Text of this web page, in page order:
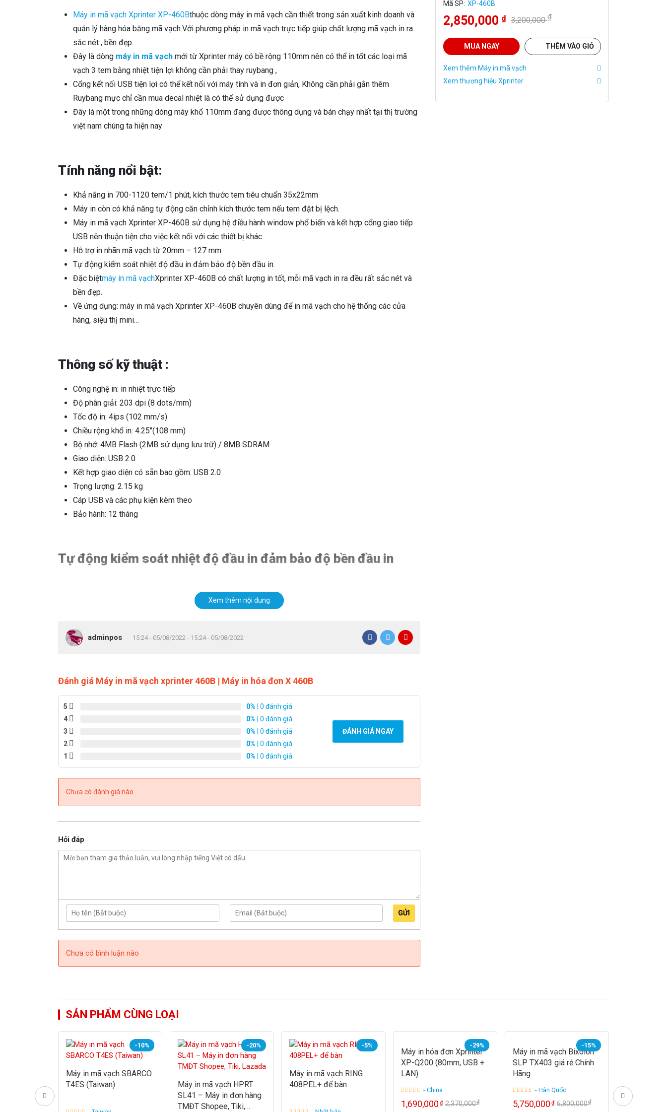
X
4
B
s
ố
ợ
Máy in mã vạch Xprinter XP-460Bthuộc dòng máy in mã vạch cần thiết trong sản xuất kinh doanh và
quản lý hàng hóa bằng mã vạch.Với phương pháp in mã vạch trực tiếp giúp chất lượng mã vạch in ra
sắc nét , bền đẹp.
Đây là dòng máy in mã vạch mới từ Xprinter máy có bề rộng 110mm nên có thể in tốt các loại mã
vạch 3 tem bằng nhiệt tiện lợi không cần phải thay ruybang ,
Cổng kết nối USB tiện lợi có thể kết nối với máy tính và in đơn giản, Không cần phải gắn thêm
Ruybang mực chỉ cần mua decal nhiệt là có thể sử dụng được
Đây là một trong những dòng máy khổ 110mm đang được thông dụng và bán chạy nhất tại thị trường
việt nam chúng ta hiện nay
Tính năng nổi bật:
Khả năng in 700-1120 tem/1 phút, kích thước tem tiêu chuẩn 35x22mm
Máy in còn có khả năng tự động căn chỉnh kích thước tem nếu tem đặt bị lệch.
Máy in mã vạch Xprinter XP-460B sử dụng hệ điều hành window phổ biến và kết hợp cổng giao tiếp
USB nên thuận tiện cho việc kết nối với các thiết bị khác.
Hỗ trợ in nhãn mã vạch từ 20mm – 127 mm
Tự động kiểm soát nhiệt độ đầu in đảm bảo độ bền đầu in.
Đặc biệtmáy in mã vạchXprinter XP-460B có chất lượng in tốt, mỗi mã vạch in ra đều rất sắc nét và
bền đẹp.
Về ứng dụng: máy in mã vạch Xprinter XP-460B chuyên dùng để in mã vạch cho hệ thống các cửa
hàng, siệu thị mini…
Thông số kỹ thuật :
Công nghệ in: in nhiệt trực tiếp
Độ phân giải: 203 dpi (8 dots/mm)
Tốc độ in: 4ips (102 mm/s)
Chiều rộng khổ in: 4.25″(108 mm)
Bộ nhớ: 4MB Flash (2MB sử dụng lưu trữ) / 8MB SDRAM
Giao diện: USB 2.0
Kết hợp giao diện có sẵn bao gồm: USB 2.0
Trọng lượng: 2.15 kg
Cáp USB và các phụ kiện kèm theo
Bảo hành: 12 tháng
Tự động kiểm soát nhiệt độ đầu in đảm bảo độ bền đầu in
Nếu yêu thích sản phẩm của chúng tôi, vui lòng chọn nút "Mua Ngay" bên cạnh hoặc gọi điện đến
Xem thêm nội dung
adminpos 15:24 - 05/08/2022 - 15:24 - 05/08/2022
Mã SP: XP-460B
2,850,000 ₫ 3,200,000₫
MUA NGAY THÊM VÀO GIỎ
Xem thêm Máy in mã vạch
Xem thương hiệu Xprinter
Đánh giá Máy in mã vạch xprinter 460B | Máy in hóa đơn X 460B
5 0% | 0 đánh giá
4
0% | 0 đánh giá
3
0% | 0 đánh giá
2
0% | 0 đánh giá
1
0% | 0 đánh giá
ĐÁNH GIÁ NGAY
Chưa có đánh giá nào.
Hỏi đáp
GỬI
Chưa có bình luận nào
SẢN PHẨM CÙNG LOẠI
-10%
Máy in mã vạch SBARCO
T4ES (Taiwan)
-20%
Máy in mã vạch HPRT
SL41 – Máy in đơn hàng
TMĐT Shopee, Tiki,
-5%
Máy in mã vạch RING
408PEL+ để bàn
-29%
Máy in hóa đơn Xprinter
XP-Q200 (80mm, USB +
LAN)
- China
1,690,000₫ 2,370,000₫
-15%
Máy in mã vạch Bixolon
SLP TX403 giá rẻ Chính
Hãng
- Hàn Quốc
5,750,000₫ 6,800,000₫